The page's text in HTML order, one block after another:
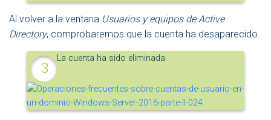
Al volver a la ventana Usuarios y equipos de Active
Directory, comprobaremos que la cuenta ha desaparecido.
La cuenta ha sido eliminada.